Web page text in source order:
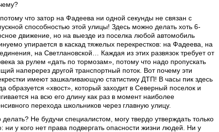
что затор на Фадеева ни одной секунды не связан с
способностью этой улицы! Здесь можно делать хоть 6-
движение, но на выезде из поселка любой автомобиль
упирается в каскад тяжелых перекрестков: на Фадеева, на
на Светлановской… Каждая из этих развязок требует от
за рулем «дать по тормозам», потому что надо пропускать
наперерез другой транспортный поток. Вот почему эти
имеют зашкаливающую статистику ДТП! В часы пик здесь
образуется «хвост», который заходит в Северный поселок и
на всю его длину как раз в момент наиболее
перехода школьников через главную улицу.
делать? Не будучи специалистом, могу твердо утверждать только
ни у кого нет права подвергать опасности жизни людей. Ни у